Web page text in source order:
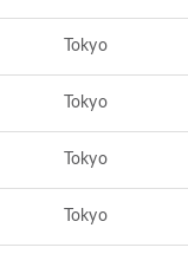
Tokyo
Tokyo
Tokyo
Tokyo